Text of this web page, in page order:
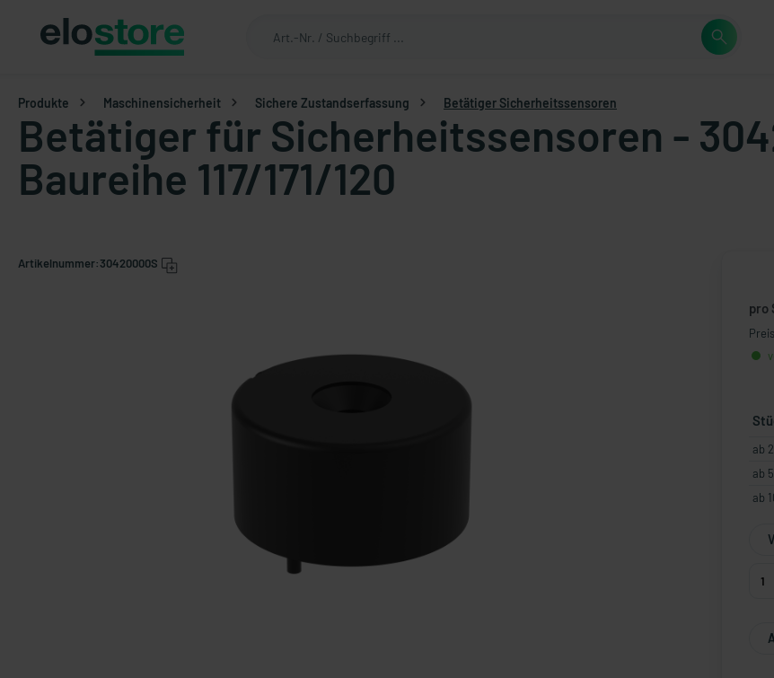
Produkte Maschinensicherheit Sichere Zustandserfassung Betätiger Sicherheitssensoren
Betätiger für Sicherheitssensoren -
Baureihe 117/171/120
Artikelnummer:30420000S
pro
ab
ab
ab